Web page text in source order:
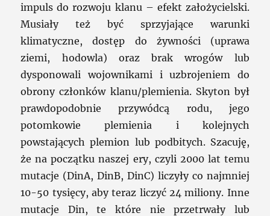
impuls do rozwoju klanu – efekt założycielski.
Musiały też być sprzyjające warunki
klimatyczne, dostęp do żywności (uprawa
ziemi, hodowla) oraz brak wrogów lub
dysponowali wojownikami i uzbrojeniem do
obrony członków klanu/plemienia. Skyton był
prawdopodobnie przywódcą rodu, jego
potomkowie plemienia i kolejnych
powstających plemion lub podbitych. Szacuję,
że na początku naszej ery, czyli 2000 lat temu
mutacje (DinA, DinB, DinC) liczyły co najmniej
10-50 tysięcy, aby teraz liczyć 24 miliony. Inne
mutacje Din, te które nie przetrwały lub